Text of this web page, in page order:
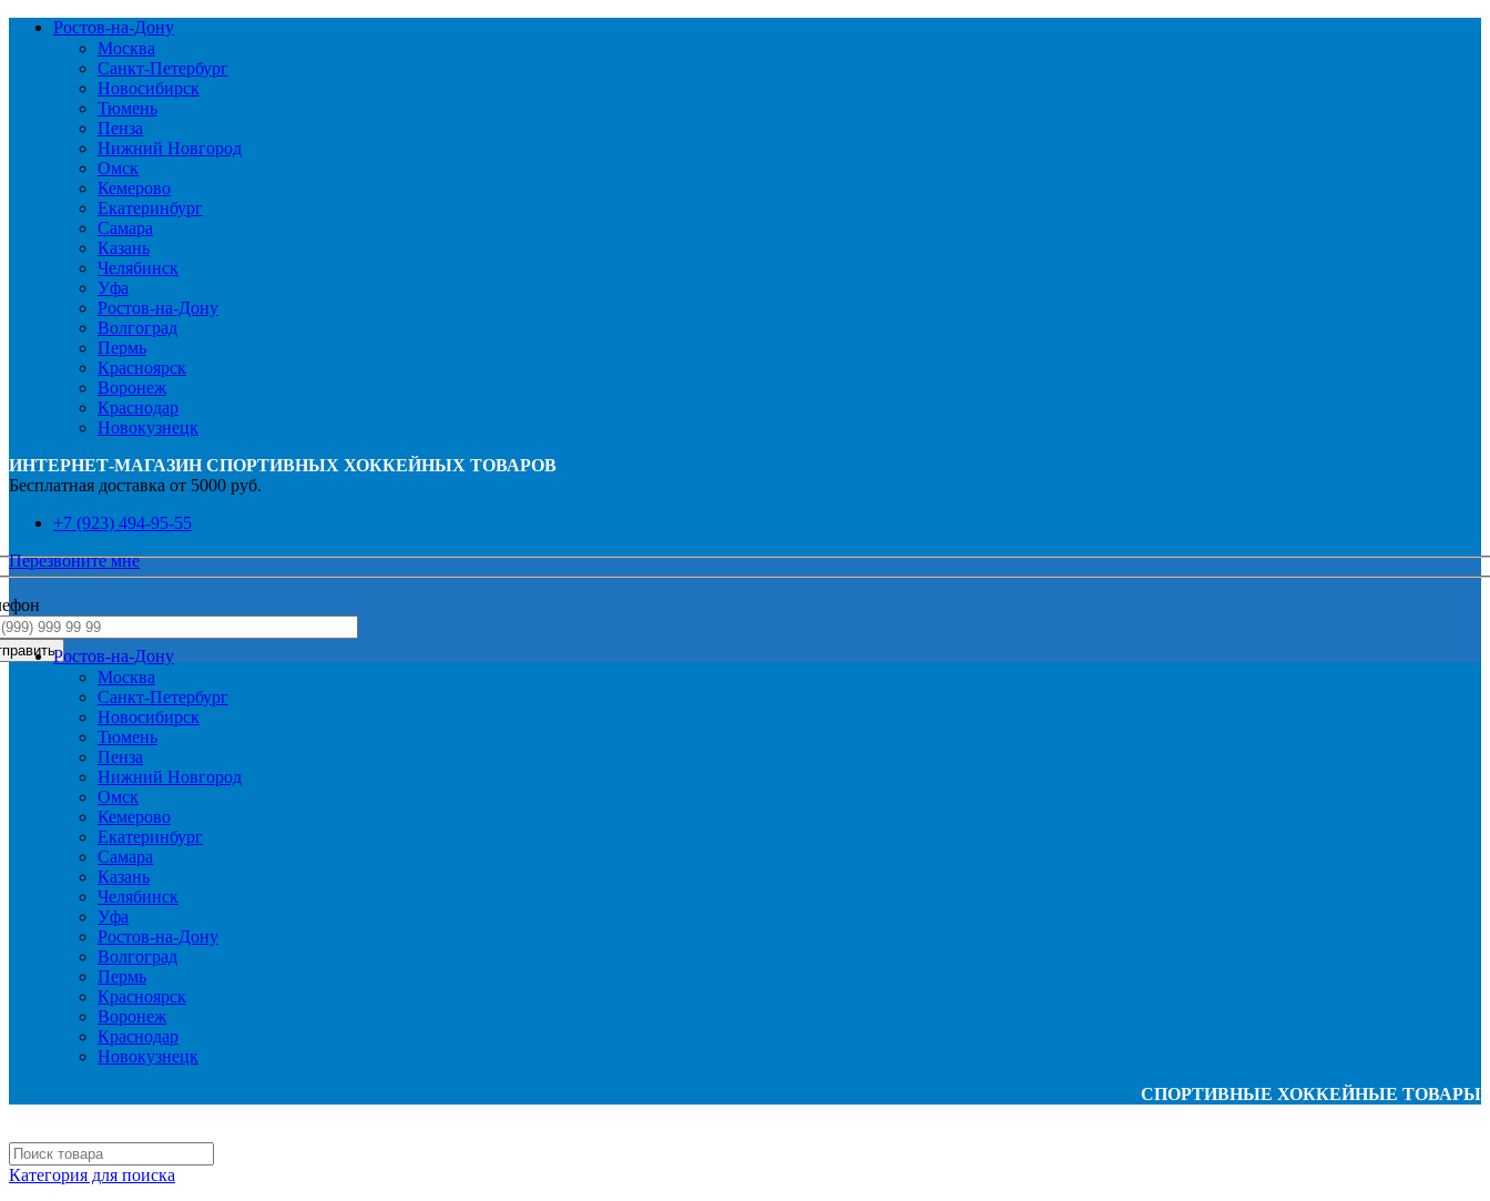
Ростов-на-Дону
Москва
Санкт-Петербург
Новосибирск
Тюмень
Пенза
Нижний Новгород
Омск
Кемерово
Екатеринбург
Самара
Казань
Челябинск
Уфа
Ростов-на-Дону
Волгоград
Пермь
Красноярск
Воронеж
Краснодар
Новокузнецк
ИНТЕРНЕТ-МАГАЗИН СПОРТИВНЫХ ХОККЕЙНЫХ ТОВАРОВ
Бесплатная доставка от 5000 руб.
+7 (923) 494-95-55
Перезвоните мне
Ростов-на-Дону
Москва
Санкт-Петербург
Новосибирск
Тюмень
Пенза
Нижний Новгород
Омск
Кемерово
Екатеринбург
Самара
Казань
Челябинск
Уфа
Ростов-на-Дону
Волгоград
Пермь
Красноярск
Воронеж
Краснодар
Новокузнецк
СПОРТИВНЫЕ ХОККЕЙНЫЕ ТОВАРЫ
Категория для поиска